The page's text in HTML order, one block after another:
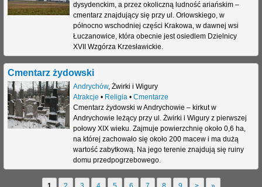
dysydenckim, a przez okoliczną ludność ariańskim –
cmentarz znajdujący się przy ul. Orłowskiego, w
północno wschodniej części Krakowa, w dawnej wsi
Łuczanowice, która obecnie jest osiedlem Dzielnicy
XVII Wzgórza Krzesławickie.
Cmentarz żydowski
Andrychów, Żwirki i Wigury
Atrakcje • Religia• Cmentarze
Cmentarz żydowski w Andrychowie – kirkut w
Andrychowie leżący przy ul. Żwirki i Wigury z pierwszej
połowy XIX wieku. Zajmuje powierzchnię około 0,6 ha,
na której zachowało się około 200 macew i ma dużą
wartość zabytkową. Na jego terenie znajdują się ruiny
domu przedpogrzebowego.